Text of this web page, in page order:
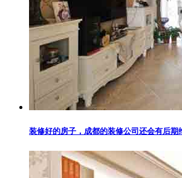
装修好的房子，成都的装修公司还会有后期